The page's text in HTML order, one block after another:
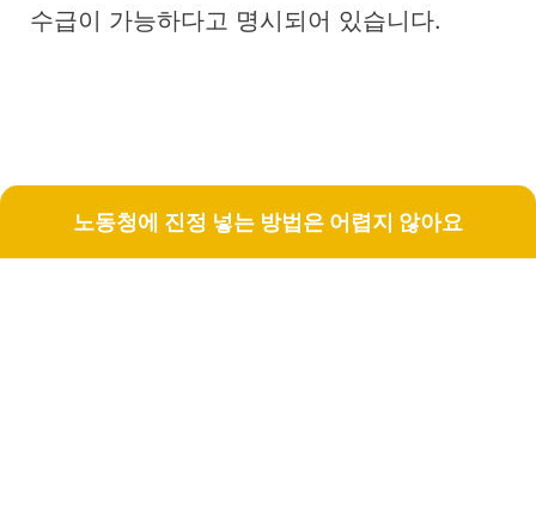
수급이 가능하다고 명시되어 있습니다.
노동청에 진정 넣는 방법은 어렵지 않아요